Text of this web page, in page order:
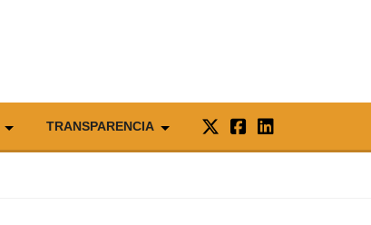
TRANSPARENCIA